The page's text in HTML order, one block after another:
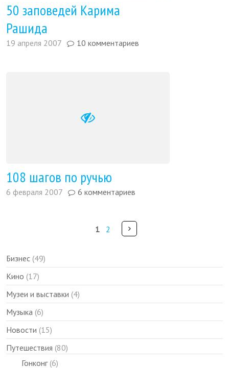
50 заповедей Карима
Рашида
19 апреля 2007 10 комментариев
108 шагов по ручью
6 февраля 2007 6 комментариев
Pages
1 2
Бизнес (49)
Кино (17)
Музеи и выставки (4)
Музыка (6)
Новости (15)
Путешествия (80)
Гонконг(6)